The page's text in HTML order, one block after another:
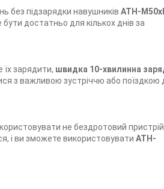
без підзарядки навушників ATH-
достатньо для кількох днів за
зарядити, швидка 10-хвилинна
з важливою зустріччю або поїздкою
не бездротовий
і ви зможете використовувати ATH-